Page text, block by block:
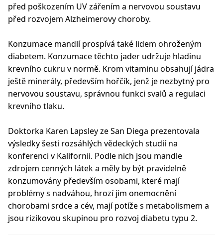
před poškozením UV zářením a nervovou soustavu
před rozvojem Alzheimerovy choroby.
Konzumace mandlí prospívá také lidem ohroženým
diabetem. Konzumace těchto jader udržuje hladinu
krevního cukru v normě. Krom vitaminu obsahují jádra
ještě minerály, především hořčík, jenž je nezbytný pro
nervovou soustavu, správnou funkci svalů a regulaci
krevního tlaku.
Doktorka Karen Lapsley ze San Diega prezentovala
výsledky šesti rozsáhlých vědeckých studií na
konferenci v Kalifornii. Podle nich jsou mandle
zdrojem cenných látek a měly by být pravidelně
konzumovány především osobami, které mají
problémy s nadváhou, hrozí jim onemocnění
chorobami srdce a cév, mají potíže s metabolismem a
jsou rizikovou skupinou pro rozvoj diabetu typu 2.